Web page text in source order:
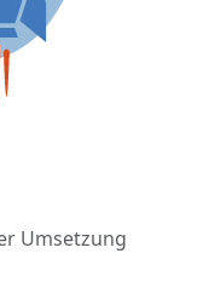
Umsetzung